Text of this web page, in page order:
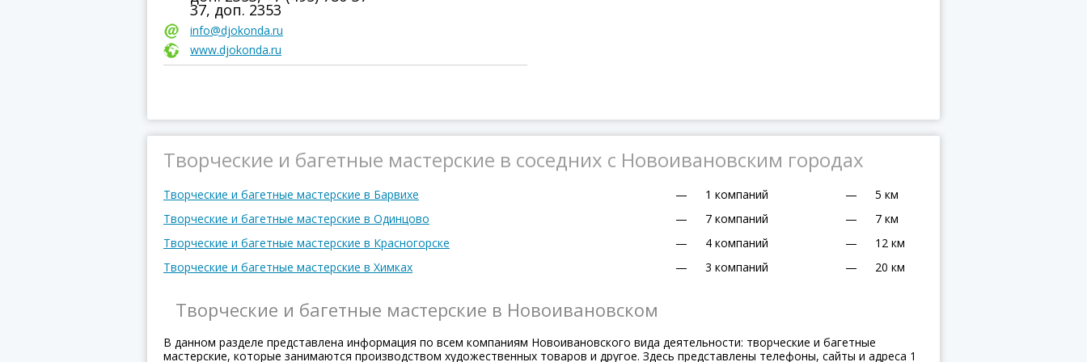
37, доп. 2353
info@djokonda.ru
www.djokonda.ru
Творческие и багетные мастерские в соседних с Новоивановским городах
Творческие и багетные мастерские в Барвихе — 1 компаний —
5 км
Творческие и багетные мастерские в Одинцово
— 7 компаний —
7 км
Творческие и багетные мастерские в Красногорске
— 4 компаний —
12 км
Творческие и багетные мастерские в Химках
— 3 компаний — 20 км
Творческие и багетные мастерские в Новоивановском
В данном разделе представлена информация по всем компаниям Новоивановского вида деятельности: творческие и багетные
мастерские, которые занимаются производством художественных товаров и другое. Здесь представлены телефоны, сайты и адреса 1